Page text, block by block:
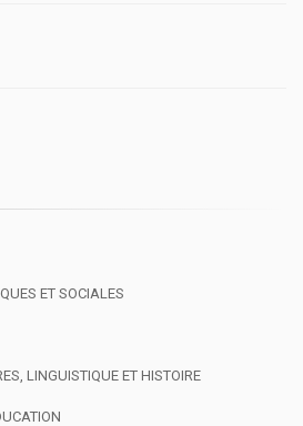
ET SOCIALES
LINGUISTIQUE ET HISTOIRE